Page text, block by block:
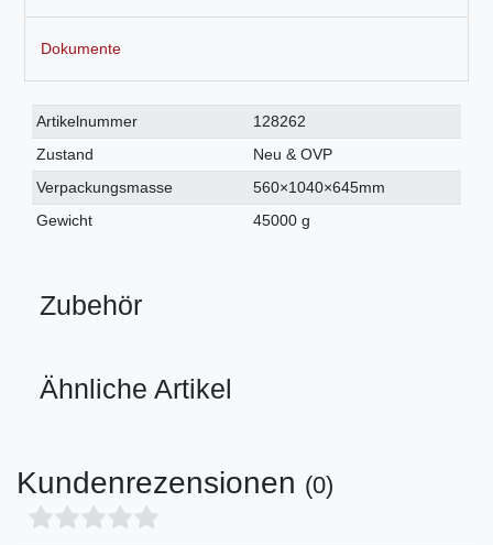
Dokumente
Technisches
Merkmal
Wert
Artikelnummer
128262
Zustand
Neu & OVP
Verpackungsmasse
560×1040×645mm
Gewicht
45000 g
Zubehör
Ähnliche Artikel
Kundenrezensionen (0)